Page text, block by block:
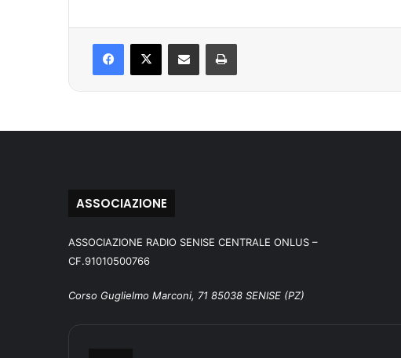
ASSOCIAZIONE
ASSOCIAZIONE RADIO SENISE CENTRALE ONLUS –
CF.91010500766
Corso Guglielmo Marconi, 71 85038 SENISE (PZ)